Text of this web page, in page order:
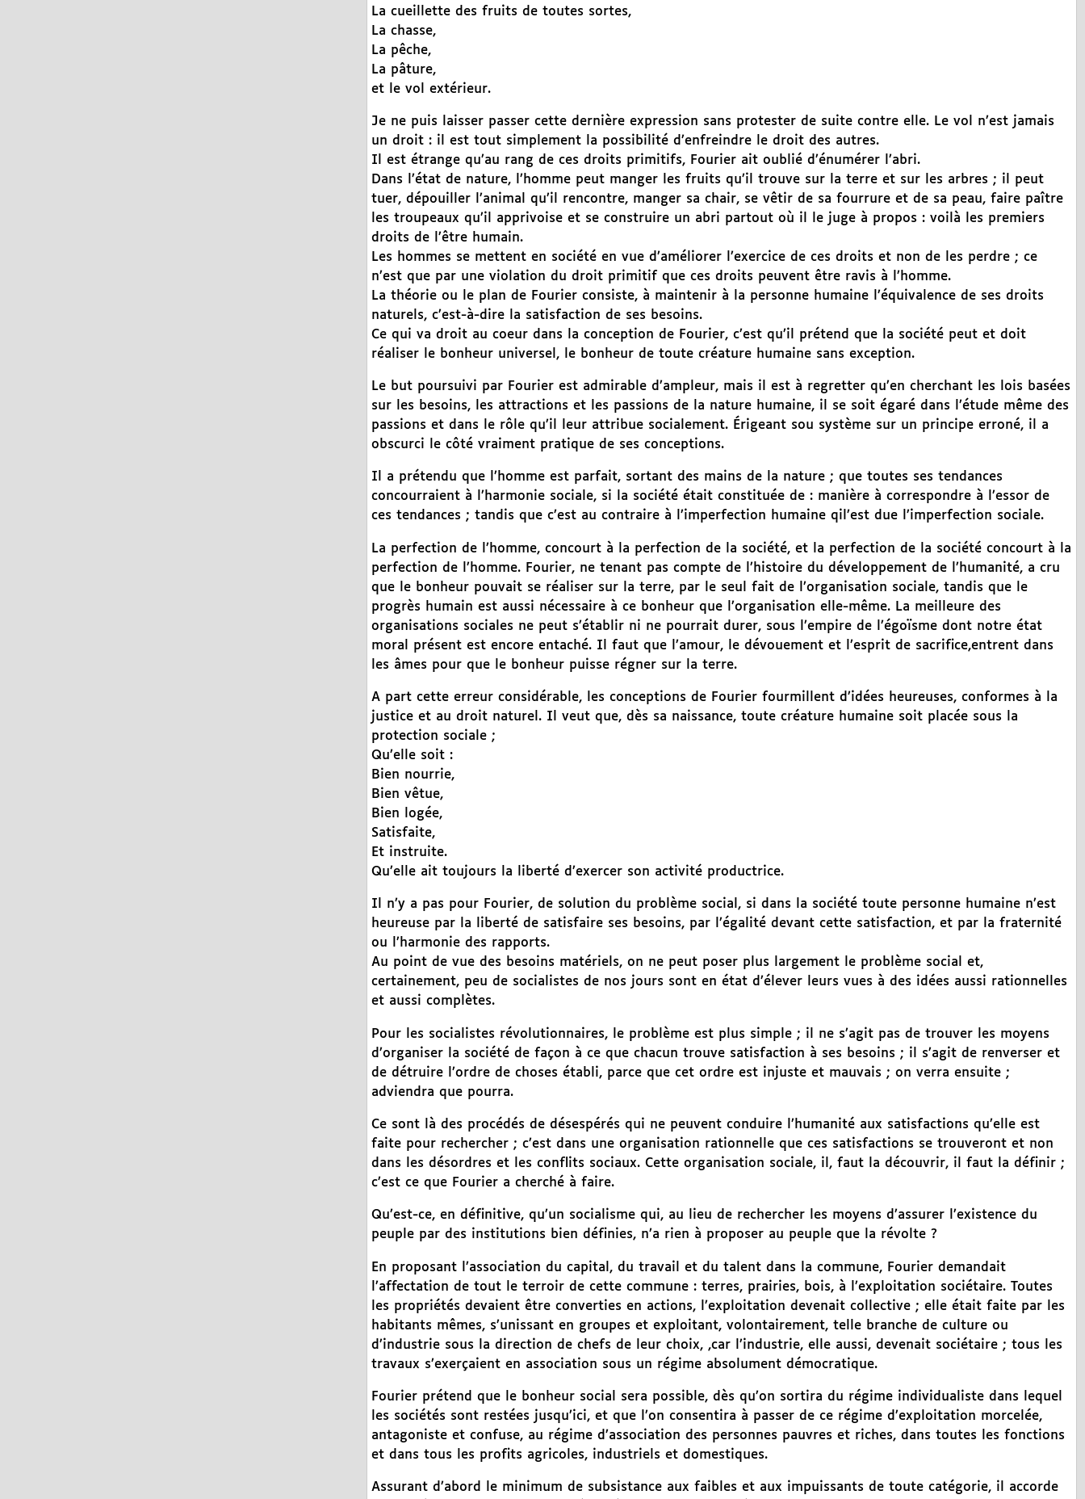
La cueillette des fruits de toutes sortes,
La chasse,
La pêche,
La pâture,
et le vol extérieur.
Je ne puis laisser passer cette dernière expression sans protester de suite contre elle. Le vol n’est jamais
un droit : il est tout simplement la possibilité d’enfreindre le droit des autres.
Il est étrange qu’au rang de ces droits primitifs, Fourier ait oublié d’énumérer l’abri.
Dans l’état de nature, l’homme peut manger les fruits qu’il trouve sur la terre et sur les arbres ; il peut
tuer, dépouiller l’animal qu’il rencontre, manger sa chair, se vêtir de sa fourrure et de sa peau, faire paître
les troupeaux qu’il apprivoise et se construire un abri partout où il le juge à propos : voilà les premiers
droits de l’être humain.
Les hommes se mettent en société en vue d’améliorer l’exercice de ces droits et non de les perdre ; ce
n’est que par une violation du droit primitif que ces droits peuvent être ravis à l’homme.
La théorie ou le plan de Fourier consiste, à maintenir à la personne humaine l’équivalence de ses droits
naturels, c’est-à-dire la satisfaction de ses besoins.
Ce qui va droit au coeur dans la conception de Fourier, c’est qu’il prétend que la société peut et doit
réaliser le bonheur universel, le bonheur de toute créature humaine sans exception.
Le but poursuivi par Fourier est admirable d’ampleur, mais il est à regretter qu’en cherchant les lois basées
sur les besoins, les attractions et les passions de la nature humaine, il se soit égaré dans l’étude même des
passions et dans le rôle qu’il leur attribue socialement. Érigeant sou système sur un principe erroné, il a
obscurci le côté vraiment pratique de ses conceptions.
Il a prétendu que l’homme est parfait, sortant des mains de la nature ; que toutes ses tendances
concourraient à l’harmonie sociale, si la société était constituée de : manière à correspondre à l’essor de
ces tendances ; tandis que c’est au contraire à l’imperfection humaine qil’est due l’imperfection sociale.
La perfection de l’homme, concourt à la perfection de la société, et la perfection de la société concourt à la
perfection de l’homme. Fourier, ne tenant pas compte de l’histoire du développement de l’humanité, a cru
que le bonheur pouvait se réaliser sur la terre, par le seul fait de l’organisation sociale, tandis que le
progrès humain est aussi nécessaire à ce bonheur que l’organisation elle-même. La meilleure des
organisations sociales ne peut s’établir ni ne pourrait durer, sous l’empire de l’égoïsme dont notre état
moral présent est encore entaché. Il faut que l’amour, le dévouement et l’esprit de sacrifice,entrent dans
les âmes pour que le bonheur puisse régner sur la terre.
A part cette erreur considérable, les conceptions de Fourier fourmillent d’idées heureuses, conformes à la
justice et au droit naturel. Il veut que, dès sa naissance, toute créature humaine soit placée sous la
protection sociale ;
Qu’elle soit :
Bien nourrie,
Bien vêtue,
Bien logée,
Satisfaite,
Et instruite.
Qu’elle ait toujours la liberté d’exercer son activité productrice.
Il n’y a pas pour Fourier, de solution du problème social, si dans la société toute personne humaine n’est
heureuse par la liberté de satisfaire ses besoins, par l’égalité devant cette satisfaction, et par la fraternité
ou l’harmonie des rapports.
Au point de vue des besoins matériels, on ne peut poser plus largement le problème social et,
certainement, peu de socialistes de nos jours sont en état d’élever leurs vues à des idées aussi rationnelles
et aussi complètes.
Pour les socialistes révolutionnaires, le problème est plus simple ; il ne s’agit pas de trouver les moyens
d’organiser la société de façon à ce que chacun trouve satisfaction à ses besoins ; il s’agit de renverser et
de détruire l’ordre de choses établi, parce que cet ordre est injuste et mauvais ; on verra ensuite ;
adviendra que pourra.
Ce sont là des procédés de désespérés qui ne peuvent conduire l’humanité aux satisfactions qu’elle est
faite pour rechercher ; c’est dans une organisation rationnelle que ces satisfactions se trouveront et non
dans les désordres et les conflits sociaux. Cette organisation sociale, il, faut la découvrir, il faut la définir ;
c’est ce que Fourier a cherché à faire.
Qu’est-ce, en définitive, qu’un socialisme qui, au lieu de rechercher les moyens d’assurer l’existence du
peuple par des institutions bien définies, n’a rien à proposer au peuple que la révolte ?
En proposant l’association du capital, du travail et du talent dans la commune, Fourier demandait
l’affectation de tout le terroir de cette commune : terres, prairies, bois, à l’exploitation sociétaire. Toutes
les propriétés devaient être converties en actions, l’exploitation devenait collective ; elle était faite par les
habitants mêmes, s’unissant en groupes et exploitant, volontairement, telle branche de culture ou
d’industrie sous la direction de chefs de leur choix, ,car l’industrie, elle aussi, devenait sociétaire ; tous les
travaux s’exerçaient en association sous un régime absolument démocratique.
Fourier prétend que le bonheur social sera possible, dès qu’on sortira du régime individualiste dans lequel
les sociétés sont restées jusqu’ici, et que l’on consentira à passer de ce régime d’exploitation morcelée,
antagoniste et confuse, au régime d’association des personnes pauvres et riches, dans toutes les fonctions
et dans tous les profits agricoles, industriels et domestiques.
Assurant d’abord le minimum de subsistance aux faibles et aux impuissants de toute catégorie, il accorde